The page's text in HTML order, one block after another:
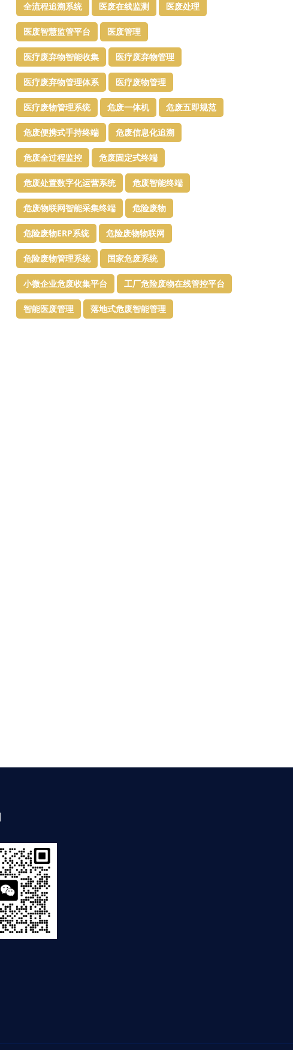
全流程追溯系统 医废在线监测 医废处理
医废智慧监管平台​ 医废管理
医疗废弃物智能收集 医疗废弃物管理​
医疗废弃物管理体系 医疗废物管理
医疗废物管理系统 危废一体机 危废五即规范
危废便携式手持终端 危废信息化追溯
危废全过程监控 危废固定式终端
危废处置数字化运营系统 危废智能终端
危废物联网智能采集终端 危险废物
危险废物ERP系统 危险废物物联网
危险废物管理系统 国家危废系统
小微企业危废收集平台 工厂危险废物在线管控平台
智能医废管理 落地式危废智能管理